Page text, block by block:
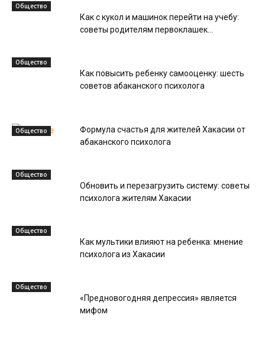
Общество
Как с кукол и машинок перейти на учебу:
советы родителям первоклашек...
Общество
Как повысить ребенку самооценку: шесть
советов абаканского психолога
Общество
Формула счастья для жителей Хакасии от
абаканского психолога
Общество
Обновить и перезагрузить систему: советы
психолога жителям Хакасии
Общество
Как мультики влияют на ребенка: мнение
психолога из Хакасии
Общество
«Предновогодняя депрессия» является
мифом